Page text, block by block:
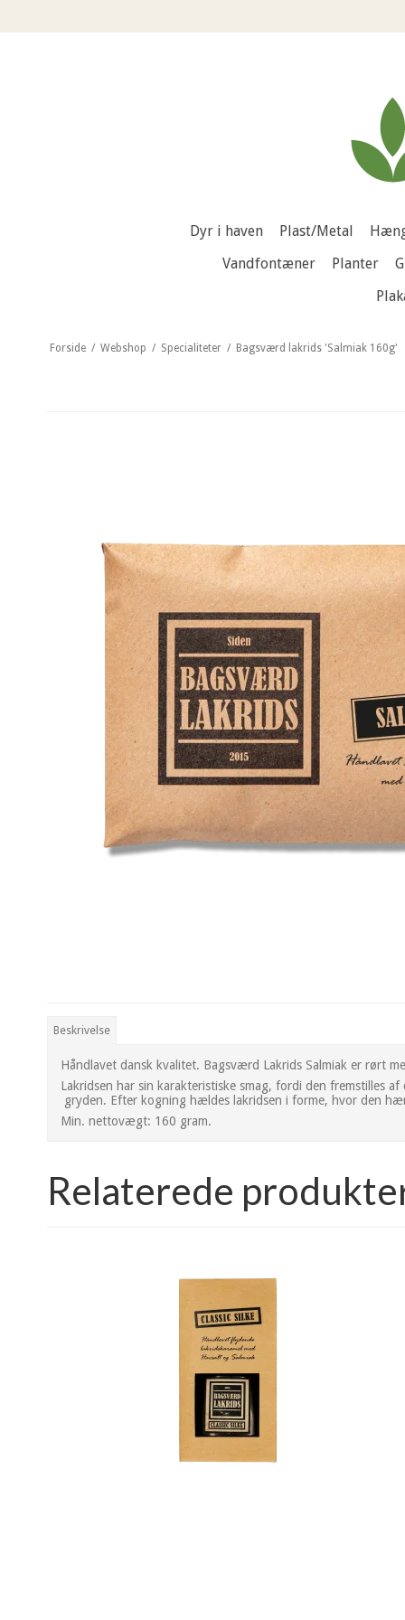
Dyr i haven Plast/Metal
Vandfontæner
Planter
Forside / Webshop / Specialiteter / Bagsværd lakrids 'Salmiak 160g'
Beskrivelse
Håndlavet dansk kvalitet. Bagsværd Lakrids Salmiak er rørt
Lakridsen har sin karakteristiske smag, fordi den fremstilles
gryden. Efter kogning hældes lakridsen i forme, hvor den
Min. nettovægt: 160 gram.
Relaterede